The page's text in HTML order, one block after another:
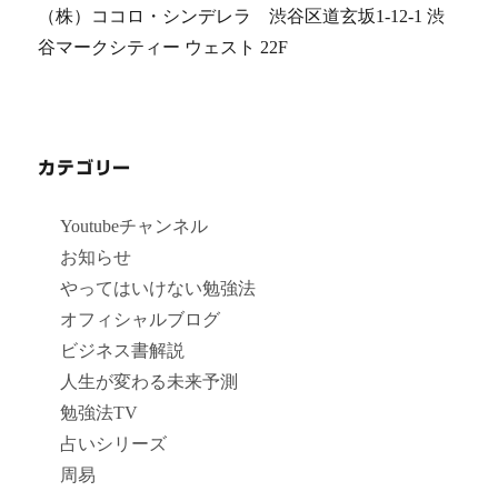
（株）ココロ・シンデレラ 渋谷区道玄坂1-12-1 渋
谷マークシティー ウェスト 22F
カテゴリー
Youtubeチャンネル
お知らせ
やってはいけない勉強法
オフィシャルブログ
ビジネス書解説
人生が変わる未来予測
勉強法TV
占いシリーズ
周易